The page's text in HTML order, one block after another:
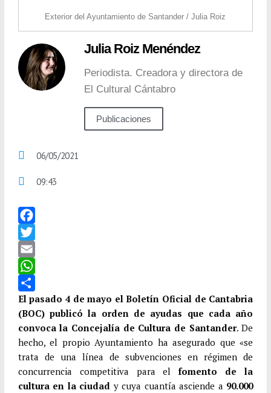
Exterior del Ayuntamiento de Santander / Julia Roiz
Julia Roiz Menéndez
Periodista. Creadora y directora de
El Cultural Cántabro
Publicaciones
06/05/2021
09:43
F
a
c
e
b
o
o
k
T
w
t
t
e
r
E
m
a
i
l
W
h
a
t
s
A
p
C
o
m
p
a
r
El pasado 4 de mayo el Boletín Oficial de Cantabria
(BOC) publicó la orden de ayudas que cada año
convoca la Concejalía de Cultura de Santander. De
hecho, el propio Ayuntamiento ha asegurado que «se
trata de una línea de subvenciones en régimen de
concurrencia competitiva para elfomento de la
cultura en la ciudad y cuya cuantía asciende a 90.000